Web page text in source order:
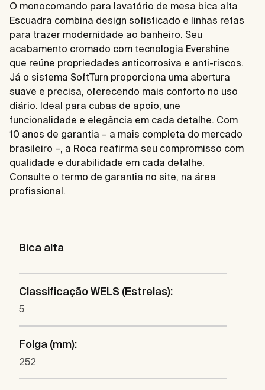
O monocomando para lavatório de mesa bica alta
Escuadra combina design sofisticado e linhas retas
para trazer modernidade ao banheiro. Seu
acabamento cromado com tecnologia Evershine
que reúne propriedades anticorrosiva e anti-riscos.
Já o sistema SoftTurn proporciona uma abertura
suave e precisa, oferecendo mais conforto no uso
diário. Ideal para cubas de apoio, une
funcionalidade e elegância em cada detalhe. Com
10 anos de garantia – a mais completa do mercado
brasileiro –, a Roca reafirma seu compromisso com
qualidade e durabilidade em cada detalhe.
Consulte o termo de garantia no site, na área
profissional.
Bica alta
Classificação WELS (Estrelas):
5
Folga (mm):
252